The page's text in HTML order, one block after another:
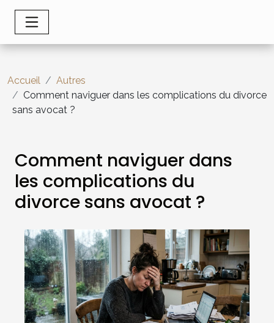
Accueil
Autres
Comment naviguer dans les complications du divorce
sans avocat ?
Comment naviguer dans
les complications du
divorce sans avocat ?